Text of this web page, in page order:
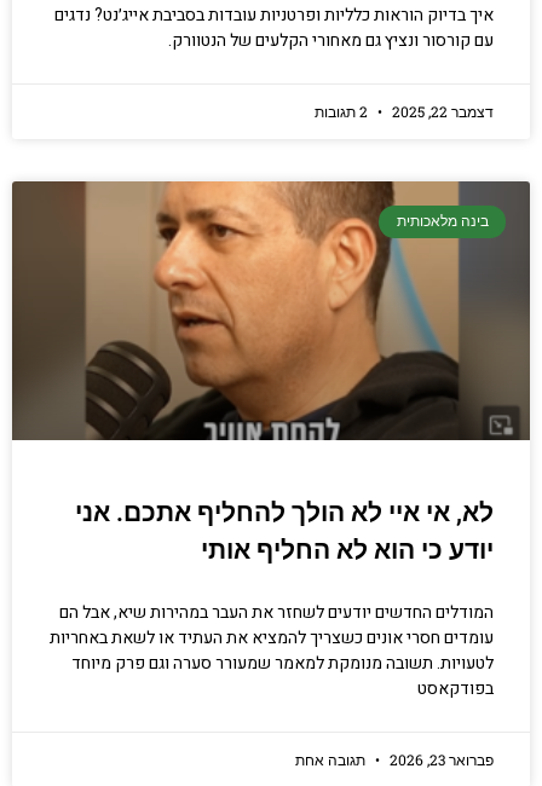
איך בדיוק הוראות כלליות ופרטניות עובדות בסביבת אייג׳נט? נדגים
עם קורסור ונציץ גם מאחורי הקלעים של הנטוורק.
דצמבר 22, 2025
בינה מלאכותית
לא, אי איי לא הולך להחליף אתכם. אני
יודע כי הוא לא החליף אותי
המודלים החדשים יודעים לשחזר את העבר במהירות שיא, אבל הם
עומדים חסרי אונים כשצריך להמציא את העתיד או לשאת באחריות
לטעויות. תשובה מנומקת למאמר שמעורר סערה וגם פרק מיוחד
בפודקאסט
פברואר 23, 2026 תגובה אחת